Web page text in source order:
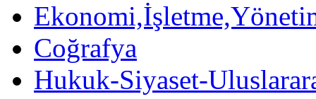
Coğrafya
Hukuk-Siyaset-